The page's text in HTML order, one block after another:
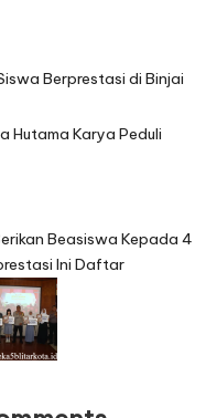
Berprestasi di Binjai
Hutama Karya Peduli
Beasiswa Kepada 4
Ini Daftar